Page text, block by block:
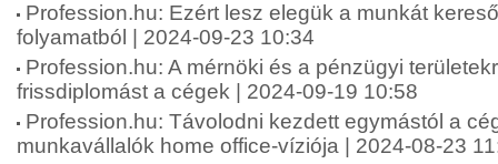
Profession.hu: Ezért lesz elegük a munkát
folyamatból | 2024-09-23 10:34
Profession.hu: A mérnöki és a pénzügyi
frissdiplomást a cégek | 2024-09-19 10:58
Profession.hu: Távolodni kezdett egymástól a
munkavállalók home office-víziója | 2024-08-23